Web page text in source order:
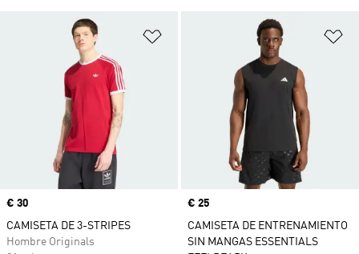
Añadir a la lista de deseos
Precio
€ 30
CAMISETA DE 3-STRIPES
Hombre Originals
Precio
€ 25
CAMISETA DE ENTRENAMIENTO
SIN MANGAS ESSENTIALS